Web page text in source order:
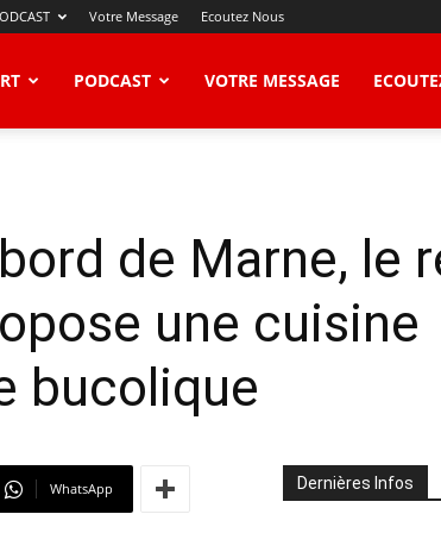
Votre Message Ecoutez Nous
PODCAST VOTRE MESSAGE
de Marne, le
une cuisine
bucolique
WhatsApp Dernières Infos